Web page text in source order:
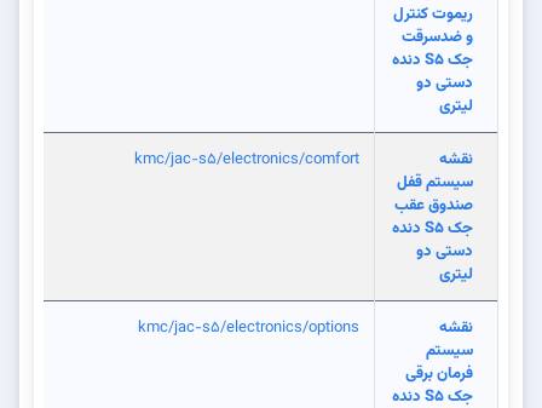
ریموت کنترل
و ضدسرقت
جک S5 دنده
دستی دو
لیتری
نقشه
سیستم قفل
صندوق عقب
جک S5 دنده
دستی دو
لیتری
kmc/jac-s5/electronics/comfort
نقشه
سیستم
فرمان برقی
جک S5 دنده
kmc/jac-s5/electronics/options